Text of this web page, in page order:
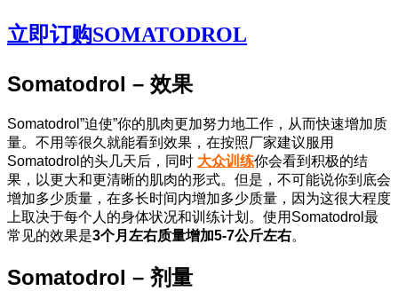
立即订购SOMATODROL
Somatodrol – 效果
Somatodrol”迫使”你的肌肉更加努力地工作，从而快速增加质
量。不用等很久就能看到效果，在按照厂家建议服用
Somatodrol的头几天后，同时 大众训练你会看到积极的结
果，以更大和更清晰的肌肉的形式。但是，不可能说你到底会
增加多少质量，在多长时间内增加多少质量，因为这很大程度
上取决于每个人的身体状况和训练计划。使用Somatodrol最
常见的效果是3个月左右质量增加5-7公斤左右。
Somatodrol – 剂量